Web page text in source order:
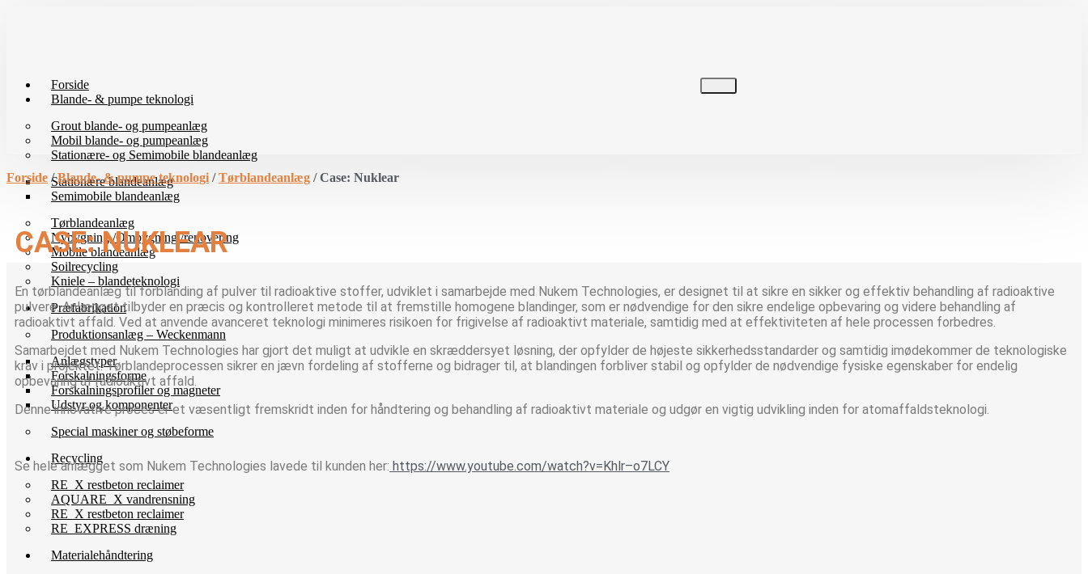
Forside
Blande- & pumpe teknologi
Grout blande- og pumpeanlæg
Mobil blande- og pumpeanlæg
Stationære- og Semimobile blandeanlæg
Stationære blandeanlæg
Semimobile blandeanlæg
Tørblandeanlæg
Nybygning /Ombygning /renovering
Mobile blandeanlæg
Soilrecycling
Kniele – blandeteknologi
Præfabrikation
Produktionsanlæg – Weckenmann
Anlægstyper
Forskalningsforme
Forskalningsprofiler og magneter
Udstyr og komponenter
Special maskiner og støbeforme
Recycling
RE_X restbeton reclaimer
AQUARE_X vandrensning
RE_X restbeton reclaimer
RE_EXPRESS dræning
Materialehåndtering
Forside /Blande- & pumpe teknologi /Tørblandeanlæg / Case: Nuklear
CASE: NUKLEAR
En tørblandeanlæg til forblanding af pulver til radioaktive stoffer, udviklet i samarbejde med Nukem Technologies, er designet til at sikre en sikker og effektiv behandling af radioaktive
pulvere. Anlægget tilbyder en præcis og kontrolleret metode til at fremstille homogene blandinger, som er nødvendige for den sikre endelige opbevaring og videre behandling af
radioaktivt affald. Ved at anvende avanceret teknologi minimeres risikoen for frigivelse af radioaktivt materiale, samtidig med at effektiviteten af hele processen forbedres.
Samarbejdet med Nukem Technologies har gjort det muligt at udvikle en skræddersyet løsning, der opfylder de højeste sikkerhedsstandarder og samtidig imødekommer de teknologiske
krav i projektet. Tørblandeprocessen sikrer en jævn fordeling af stofferne og bidrager til, at blandingen forbliver stabil og opfylder de nødvendige fysiske egenskaber for endelig
opbevaring af radioaktivt affald.
Denne innovative proces er et væsentligt fremskridt inden for håndtering og behandling af radioaktivt materiale og udgør en vigtig udvikling inden for atomaffaldsteknologi.
Se hele anlægget som Nukem Technologies lavede til kunden her: https://www.youtube.com/watch?v=Khlr–o7LCY